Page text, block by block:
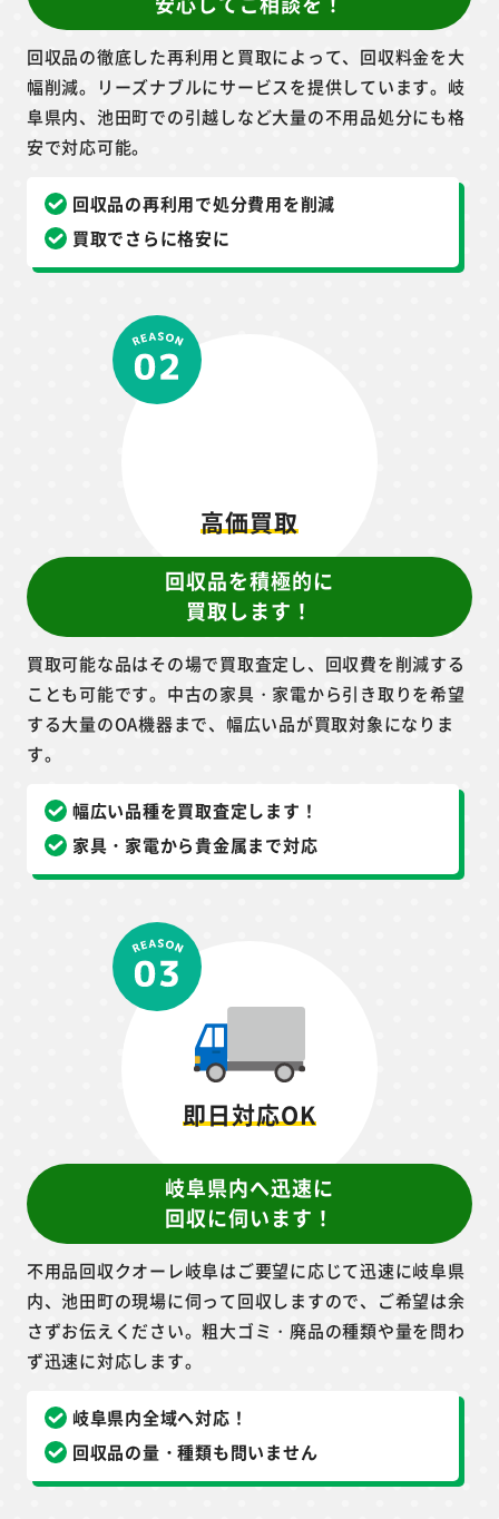
挑戦
大量の処分品も
安心してご相談を！
幅削減。リーズナブルにサービスを提供しています。岐
阜県内、池田町での引越しなど大量の不用品処分にも格
回収品の再利用で処分費用を削減
買取でさらに格安に
高価買取
回収品を積極的に
買取します！
ことも可能です。中古の家具・家電から引き取りを希望
する大量のOA機器まで、幅広い品が買取対象になりま
幅広い品種を買取査定します！
家具・家電から貴金属まで対応
即日対応OK
岐阜県内へ迅速に
回収に伺います！
内、池田町の現場に伺って回収しますので、ご希望は余
さずお伝えください。粗大ゴミ・廃品の種類や量を問わ